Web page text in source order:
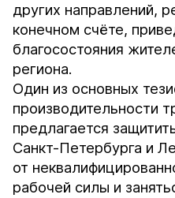
других направлений,
конечном счёте,
благосостояния
региона.
Один из основных
производительности
предлагается
Санкт-Петербурга и
от
рабочей силы и